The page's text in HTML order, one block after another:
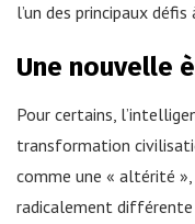
l’un des principaux défis
Une nouvelle
Pour certains,
transformation
comme une « altérité
radicalement différente